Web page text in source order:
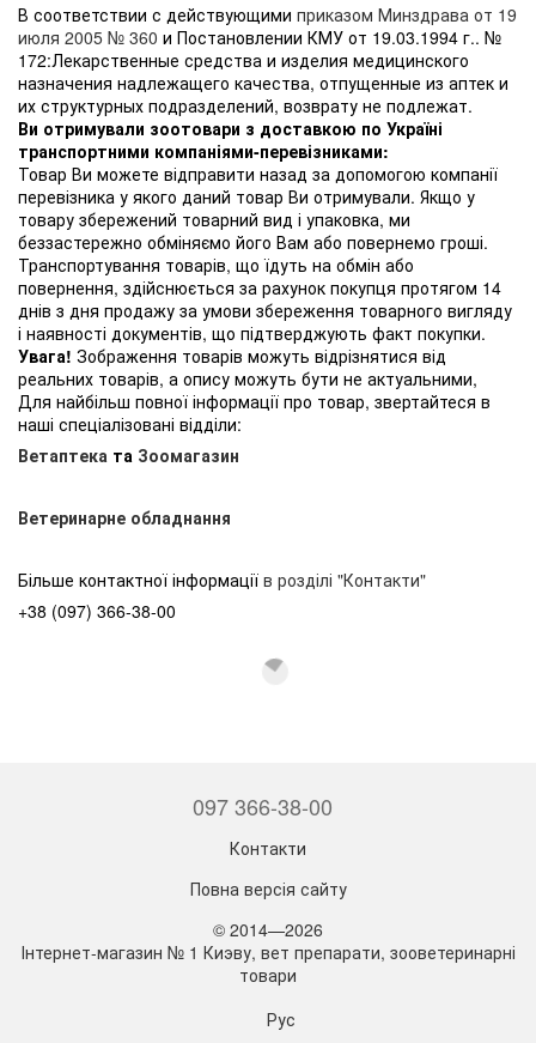
В соответствии с действующими приказом Минздрава от 19
июля 2005 № 360 и Постановлении КМУ от 19.03.1994 г.. №
172:Лекарственные средства и изделия медицинского
назначения надлежащего качества, отпущенные из аптек и
их структурных подразделений, возврату не подлежат.
Ви отримували зоотовари з доставкою по Україні
транспортними компаніями-перевізниками:
Товар Ви можете відправити назад за допомогою компанії
перевізника у якого даний товар Ви отримували. Якщо у
товару збережений товарний вид і упаковка, ми
беззастережно обміняємо його Вам або повернемо гроші.
Транспортування товарів, що їдуть на обмін або
повернення, здійснюється за рахунок покупця протягом 14
днів з дня продажу за умови збереження товарного вигляду
і наявності документів, що підтверджують факт покупки.
Увага! Зображення товарів можуть відрізнятися від
реальних товарів, а опису можуть бути не актуальними,
Для найбільш повної інформації про товар, звертайтеся в
наші спеціалізовані відділи:
Ветаптека та Зоомагазин
Ветеринарне обладнання
Більше контактної інформації в розділі "Контакти"
+38 (097) 366-38-00
097 366-38-00
Контакти
Повна версія сайту
© 2014—2026
Інтернет-магазин № 1 Киэву, вет препарати, зооветеринарні
товари
Рус